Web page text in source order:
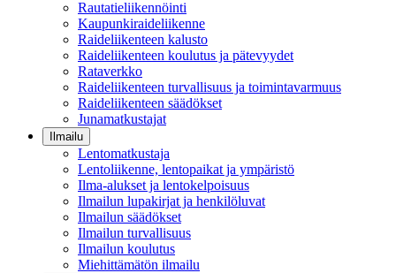
Rautatieliikennöinti
Kaupunkiraideliikenne
Raideliikenteen kalusto
Raideliikenteen koulutus ja pätevyydet
Rataverkko
Raideliikenteen turvallisuus ja toimintavarmuus
Raideliikenteen säädökset
Junamatkustajat
Ilmailu
Lentomatkustaja
Lentoliikenne, lentopaikat ja ympäristö
Ilma-alukset ja lentokelpoisuus
Ilmailun lupakirjat ja henkilöluvat
Ilmailun säädökset
Ilmailun turvallisuus
Ilmailun koulutus
Miehittämätön ilmailu